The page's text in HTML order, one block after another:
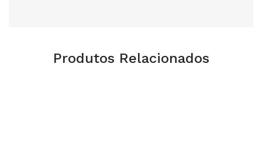
Produtos Relacionados